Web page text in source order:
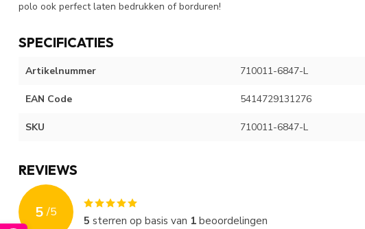
polo ook perfect laten bedrukken of borduren!
SPECIFICATIES
Artikelnummer 710011-6847-L
EAN Code 5414729131276
SKU 710011-6847-L
REVIEWS
5 /5
5 sterren op basis van 1beoordelingen